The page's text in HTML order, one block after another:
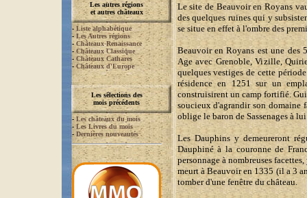
Les autres régions
et autres châteaux
- Liste alphabétique
- Les Autres régions
- Châteaux Renaissance
- Châteaux Classique
- Châteaux Cathares
-Châteaux d'Europe
Les sélections des
mois précédents
-Les châteaux du mois
-Les Livres du mois
- Dernières nouveautés
Le site de Beauvoir en Royans
des quelques ruines qui y
se situe en effet à l'ombre des
Beauvoir en Royans est une des
Age avec Grenoble, Vizille,
quelques vestiges de cette
résidence en 1251 sur un
construisirent un camp fortifié.
soucieux d'agrandir son domaine
oblige le baron de Sassenages à
Les Dauphins y demeureront
Dauphiné à la couronne de
personnage à nombreuses
meurt à Beauvoir en 1335 (il a 3
tomber d'une fenêtre du château.